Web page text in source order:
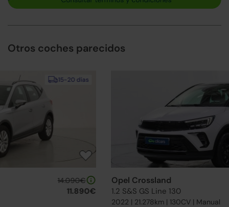
Otros coches parecidos
Opel Crossland
1.2 S&S GS Line 130
2022 | 21.278km | 130CV | Manual